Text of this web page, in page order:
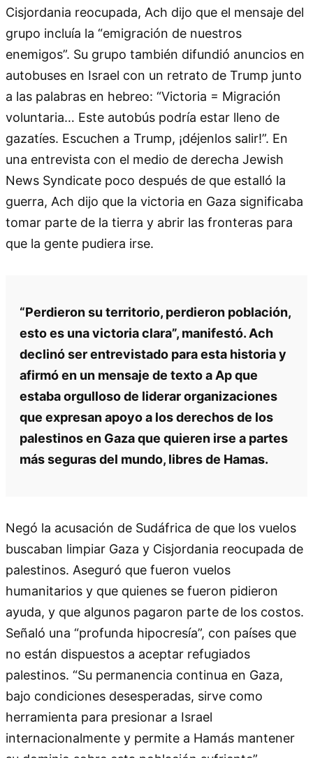
Cisjordania reocupada, Ach dijo que el mensaje del
grupo incluía la “emigración de nuestros
enemigos”. Su grupo también difundió anuncios en
autobuses en Israel con un retrato de Trump junto
a las palabras en hebreo: “Victoria = Migración
voluntaria… Este autobús podría estar lleno de
gazatíes. Escuchen a Trump, ¡déjenlos salir!”. En
una entrevista con el medio de derecha Jewish
News Syndicate poco después de que estalló la
guerra, Ach dijo que la victoria en Gaza significaba
tomar parte de la tierra y abrir las fronteras para
que la gente pudiera irse.
“Perdieron su territorio, perdieron población,
esto es una victoria clara”, manifestó. Ach
declinó ser entrevistado para esta historia y
afirmó en un mensaje de texto a Ap que
estaba orgulloso de liderar organizaciones
que expresan apoyo a los derechos de los
palestinos en Gaza que quieren irse a partes
más seguras del mundo, libres de Hamas.
Negó la acusación de Sudáfrica de que los vuelos
buscaban limpiar Gaza y Cisjordania reocupada de
palestinos. Aseguró que fueron vuelos
humanitarios y que quienes se fueron pidieron
ayuda, y que algunos pagaron parte de los costos.
Señaló una “profunda hipocresía”, con países que
no están dispuestos a aceptar refugiados
palestinos. “Su permanencia continua en Gaza,
bajo condiciones desesperadas, sirve como
herramienta para presionar a Israel
internacionalmente y permite a Hamás mantener